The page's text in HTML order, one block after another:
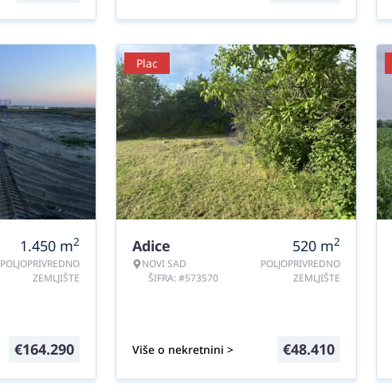
1.450 m2
POLJOPRIVREDNO
ZEMLJIŠTE
€164.290
Plac
Adice
NOVI SAD
ŠIFRA: #573570
520 m2
POLJOPRIVREDNO
ZEMLJIŠTE
Više o nekretnini > €48.410